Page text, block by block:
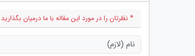
* نظرتان را در مورد این مقاله با ما درمیان بگذارید